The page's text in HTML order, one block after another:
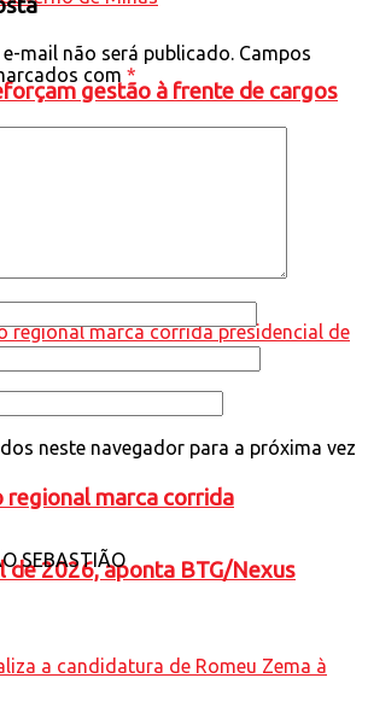
gestão à frente de cargos
regional marca corrida
de 2026, aponta BTG/Nexus
e-mail não será publicado. Campos
com *
neste navegador para a próxima vez